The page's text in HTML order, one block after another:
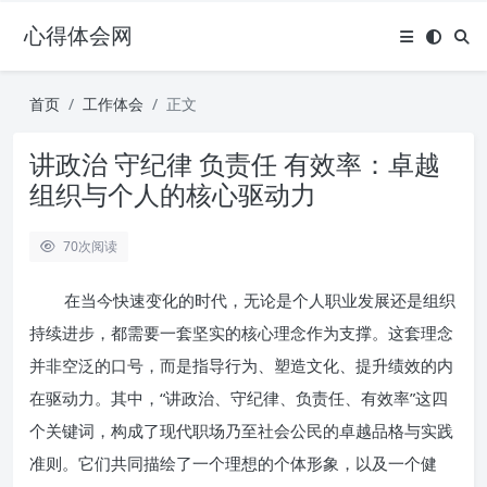
心得体会网
首页 工作体会 正文
讲政治 守纪律 负责任 有效率：卓越
组织与个人的核心驱动力
70次阅读
在当今快速变化的时代，无论是个人职业发展还是组织
持续进步，都需要一套坚实的核心理念作为支撑。这套理念
并非空泛的口号，而是指导行为、塑造文化、提升绩效的内
在驱动力。其中，“讲政治、守纪律、负责任、有效率”这四
个关键词，构成了现代职场乃至社会公民的卓越品格与实践
准则。它们共同描绘了一个理想的个体形象，以及一个健